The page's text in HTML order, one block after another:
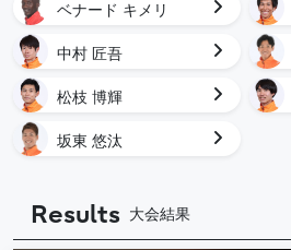
ベナード キメリ
中村 匠吾
松枝 博輝
坂東 悠汰
Results 大会結果